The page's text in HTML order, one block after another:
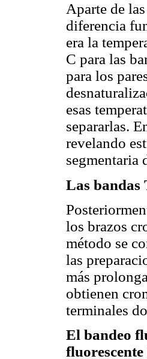
Aparte de
diferencia
era la
C para las
para los
esas
separarlas.
revelando
segmentaria
Las bandas
los brazos
método se
las
más
obtienen
terminales
El bandeo